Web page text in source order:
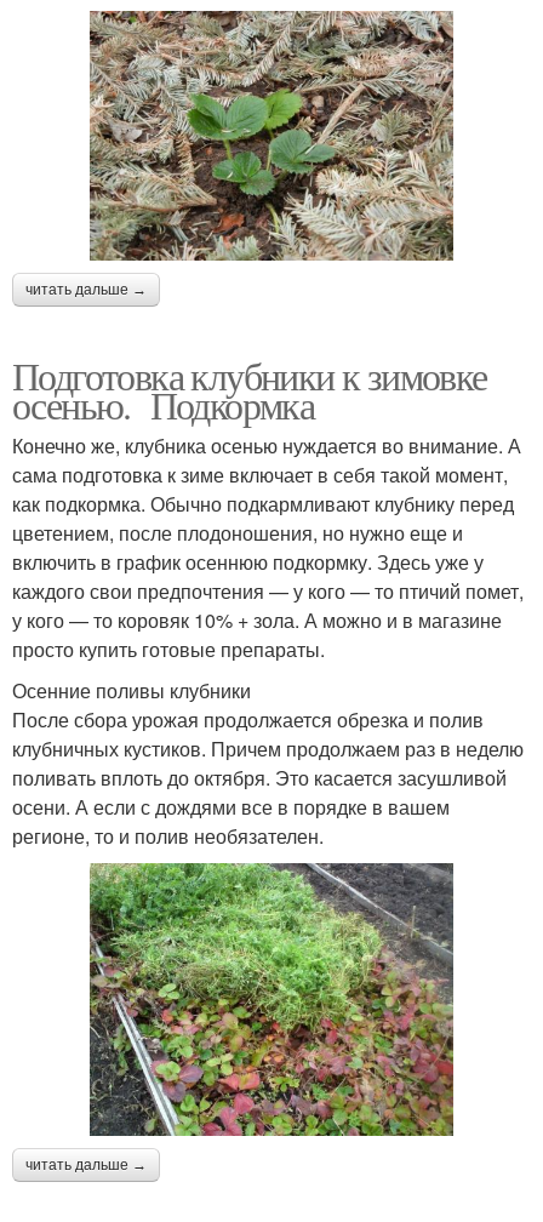
читать дальше →
Подготовка клубники к зимовке
осенью. Подкормка
Конечно же, клубника осенью нуждается во внимание. А
сама подготовка к зиме включает в себя такой момент,
как подкормка. Обычно подкармливают клубнику перед
цветением, после плодоношения, но нужно еще и
включить в график осеннюю подкормку. Здесь уже у
каждого свои предпочтения — у кого — то птичий помет,
у кого — то коровяк 10% + зола. А можно и в магазине
просто купить готовые препараты.
Осенние поливы клубники
После сбора урожая продолжается обрезка и полив
клубничных кустиков. Причем продолжаем раз в неделю
поливать вплоть до октября. Это касается засушливой
осени. А если с дождями все в порядке в вашем
регионе, то и полив необязателен.
читать дальше →